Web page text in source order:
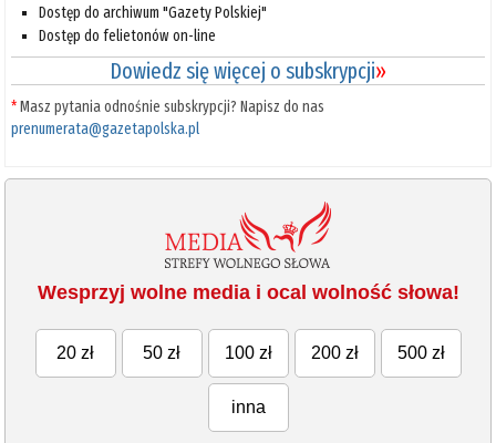
Dostęp do archiwum "Gazety Polskiej"
Dostęp do felietonów on-line
Dowiedz się więcej o subskrypcji»
*Masz pytania odnośnie subskrypcji? Napisz do nas
prenumerata@gazetapolska.pl
Wesprzyj wolne media i ocal wolność słowa!
20 zł 50 zł 100 zł 200 zł 500 zł
inna